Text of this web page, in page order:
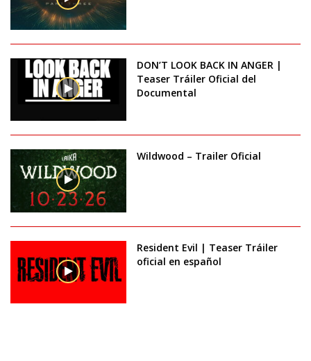
DON’T LOOK BACK IN ANGER |
Teaser Tráiler Oficial del
Documental
Wildwood – Trailer Oficial
Resident Evil | Teaser Tráiler
oficial en español